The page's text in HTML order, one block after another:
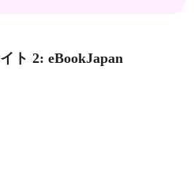
ト 2: eBookJapan